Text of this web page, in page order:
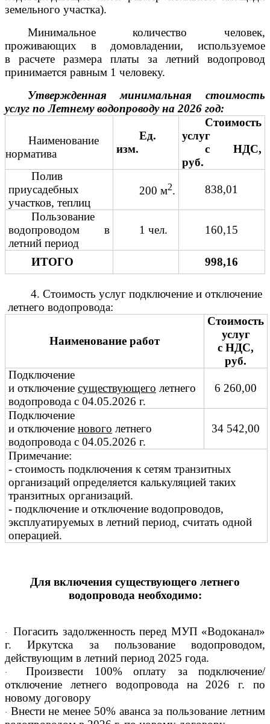
земельного участка).
Минимальное количество человек,
проживающих в домовладении, используемое
в расчете размера платы за летний водопровод
принимается равным 1 человеку.
Утвержденная минимальная стоимость
услуг по Летнему водопроводу на 2026 год:
Наименование
норматива
Ед.
изм.
Стоимость
услуг
с НДС,
руб.
Полив
приусадебных
участков, теплиц
200 м2. 838,01
Пользование
водопроводом в
летний период
1 чел. 160,15
ИТОГО 998,16
4. Стоимость услуг подключение и отключение
летнего водопровода:
Наименование работ
Стоимость
услуг
с НДС,
руб.
Подключение
и отключение существующего летнего
водопровода с 04.05.2026 г.
6 260,00
Подключение
и отключение нового летнего
водопровода с 04.05.2026 г.
34 542,00
Примечание:
- стоимость подключения к сетям транзитных
организаций определяется калькуляцией таких
транзитных организаций.
- подключение и отключение водопроводов,
эксплуатируемых в летний период, считать одной
операцией.
Для включения существующего летнего
водопровода необходимо:
·
Погасить задолженность перед МУП «Водоканал»
г. Иркутска за пользование водопроводом,
действующим в летний период 2025 года.
·
Произвести 100% оплату за подключение/
отключение летнего водопровода на 2026 г. по
новому договору
· Внести не менее 50% аванса за пользование летним